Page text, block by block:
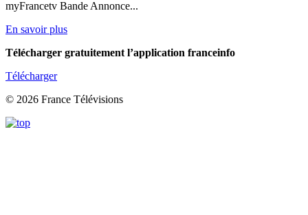
myFrancetv Bande Annonce...
En savoir plus
Télécharger gratuitement l’application franceinfo
Télécharger
© 2026 France Télévisions